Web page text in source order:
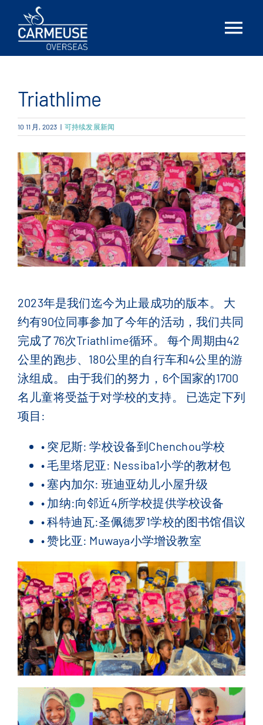
content
解决方案
Locations
最新消息
联系我们
English(英语)
Français (法语 )
简体中文
Triathlime
10 11 月, 2023 | 可持续发展新闻
2023年是我们迄今为止最成功的版本。 大
约有90位同事参加了今年的活动，我们共同
完成了76次Triathlime循环。 每个周期由42
公里的跑步、180公里的自行车和4公里的游
泳组成。 由于我们的努力，6个国家的1700
名儿童将受益于对学校的支持。 已选定下列
项目:
• 突尼斯: 学校设备到Chenchou学校
• 毛里塔尼亚: Nessiba1小学的教材包
• 塞内加尔: 班迪亚幼儿小屋升级
• 加纳:向邻近4所学校提供学校设备
• 科特迪瓦:圣佩德罗1学校的图书馆倡议
• 赞比亚: Muwaya小学增设教室